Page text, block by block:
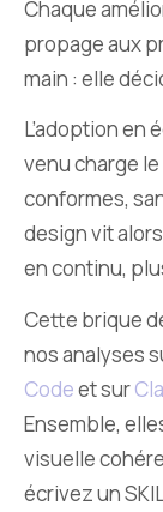
Chaque
propage aux
main : elle
L’adoption en
venu charge
conformes,
design vit
en continu,
Cette brique
nos analyses
Codeet sur
Ensemble,
visuelle
écrivez un